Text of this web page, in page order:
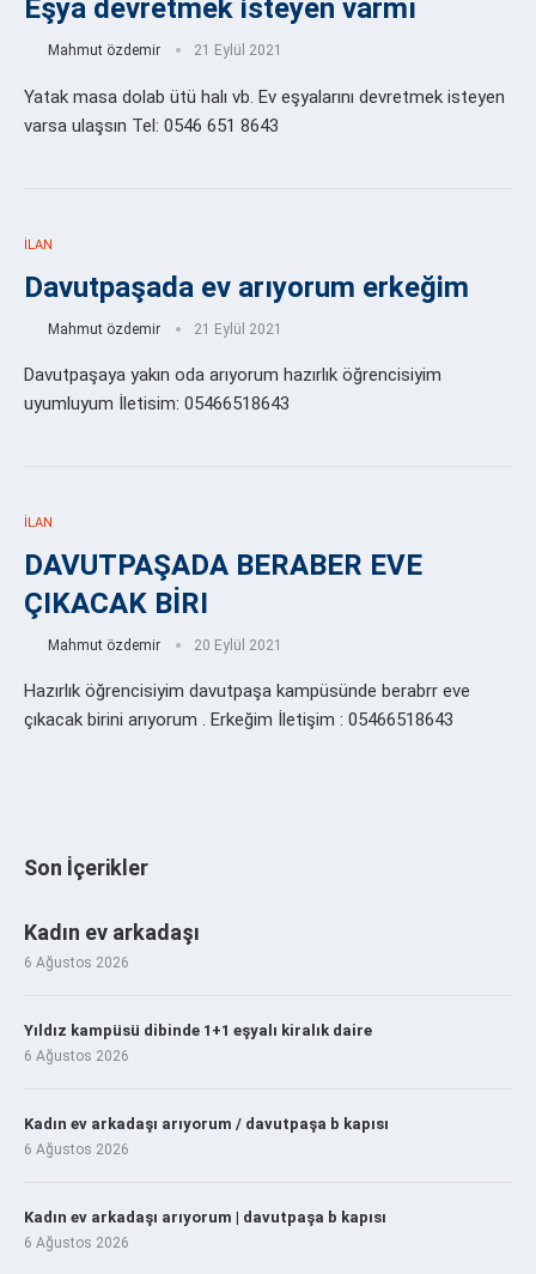
Eşya devretmek isteyen varmı
Mahmut özdemir 21 Eylül 2021
Yatak masa dolab ütü halı vb. Ev eşyalarını devretmek isteyen
varsa ulaşsın Tel: 0546 651 8643
İLAN
Davutpaşada ev arıyorum erkeğim
Mahmut özdemir 21 Eylül 2021
Davutpaşaya yakın oda arıyorum hazırlık öğrencisiyim
uyumluyum İletisim: 05466518643
İLAN
DAVUTPAŞADA BERABER EVE
ÇIKACAK BİRI
Mahmut özdemir 20 Eylül 2021
Hazırlık öğrencisiyim davutpaşa kampüsünde berabrr eve
çıkacak birini arıyorum . Erkeğim İletişim : 05466518643
Son İçerikler
Kadın ev arkadaşı
6 Ağustos 2026
Yıldız kampüsü dibinde 1+1 eşyalı kiralık daire
6 Ağustos 2026
Kadın ev arkadaşı arıyorum / davutpaşa b kapısı
6 Ağustos 2026
Kadın ev arkadaşı arıyorum | davutpaşa b kapısı
6 Ağustos 2026